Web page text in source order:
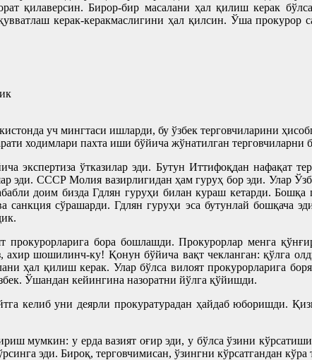
қилаверсин. Бирор-бир масалани ҳал қилиш керак
керак-керакмаслигини ҳал қилсин. Ўша прокурор
уч мингтаси ишларди, бу ўзбек терговчиларини
ходимлари пахта иши бўйича жўнатилган
ўтказилар эди. Бутун Иттифоқдан нафақат
эди. СССР Молия вазирлигидан ҳам гуруҳ бор эди. Улар
доим бизда Гдлян гуруҳи билан кураш кетарди.
санкция сўрашарди. Гдлян гуруҳи эса бутунлай
бора бошлашди. Прокурорлар менга
ахир шошилинч-ку! Қонун бўйича вақт чекланган: қўлга
ҳал қилиш керак. Улар бўлса вилоят прокурорларига
Ўшандан кейингина назоратни йўлга қўйишди.
келиб уни деярли прокуратурадан ҳайдаб юборишди.
мумкин: у ерда вазият оғир эди, у бўлса ўзини
эди. Бироқ, терговчимисан, ўзингни кўрсатгандан кўра